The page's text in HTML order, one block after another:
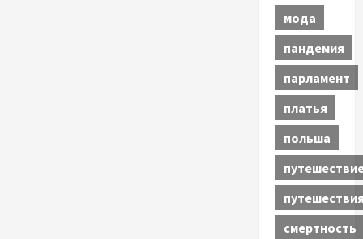
мода
пандемия
парламент
платья
польша
смертность